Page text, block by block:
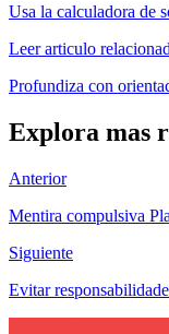
Usa la calculadora de
Leer articulo
Profundiza con
Explora mas
Anterior
Mentira compulsiva
Siguiente
Evitar